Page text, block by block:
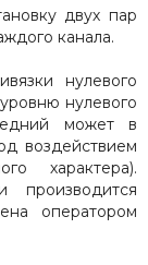
двух пар
канала.
нулевого
нулевого
может в
воздействием
характера).
производится
оператором